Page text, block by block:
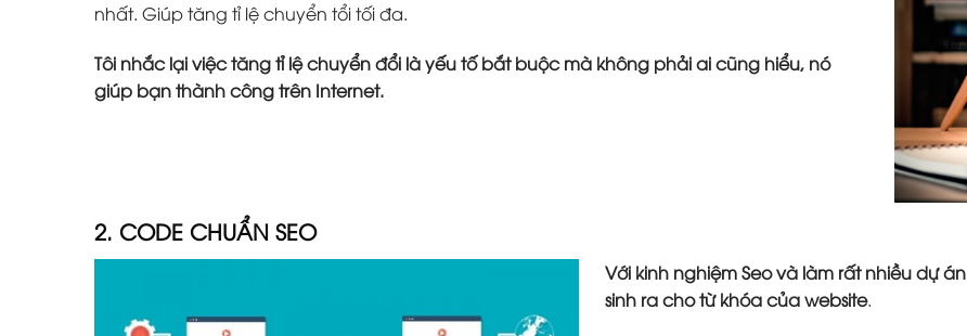
nhất. Giúp tăng tỉ lệ chuyển tổi tối đa.
Tôi nhắc lại việc tăng tỉ lệ chuyển đổi là yếu tố bắt buộc mà không phải ai cũng hiểu, nó
giúp bạn thành công trên Internet.
2. CODE CHUẨN SEO
Với kinh nghiệm Seo và làm rất nhiều dự án
sinh ra cho từ khóa của website.